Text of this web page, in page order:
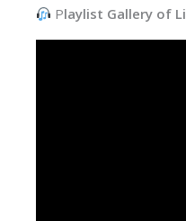
Playlist Gallery of